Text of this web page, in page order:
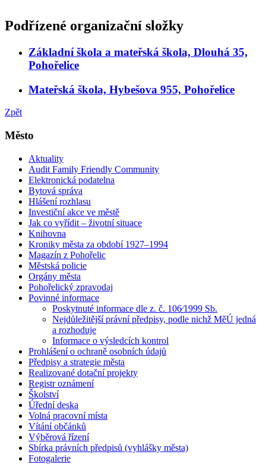
Podřízené organizační složky
Základní škola a mateřská škola, Dlouhá 35,
Pohořelice
Mateřská škola, Hybešova 955, Pohořelice
Zpět
Město
Aktuality
Audit Family Friendly Community
Elektronická podatelna
Bytová správa
Hlášení rozhlasu
Investiční akce ve městě
Jak co vyřídit – životní situace
Knihovna
Kroniky města za období 1927–1994
Magazín z Pohořelic
Městská policie
Orgány města
Pohořelický zpravodaj
Povinné informace
Poskytnuté informace dle z. č. 106⁄1999 Sb.
Nejdůležitější právní předpisy, podle nichž MěÚ jedná
a rozhoduje
Informace o výsledcích kontrol
Prohlášení o ochraně osobních údajů
Předpisy a strategie města
Realizované dotační projekty
Registr oznámení
Školství
Úřední deska
Volná pracovní místa
Vítání občánků
Výběrová řízení
Sbírka právních předpisů (vyhlášky města)
Fotogalerie